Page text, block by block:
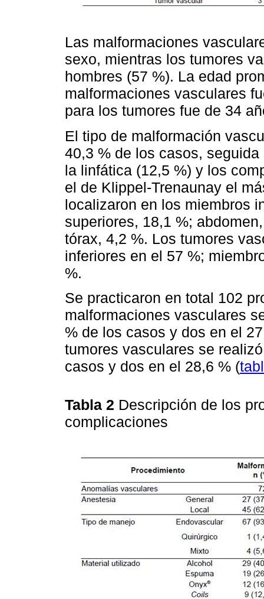
Las malformaciones
sexo, mientras los tumores
hombres (57 %). La edad
malformaciones vasculares
para los tumores fue de 34
El tipo de malformación
40,3 % de los casos,
la linfática (12,5 %) y los
el de Klippel-Trenaunay el
localizaron en los miembros
superiores, 18,1 %;
tórax, 4,2 %. Los tumores
inferiores en el 57 %;
%.
Se practicaron en total 102
malformaciones vasculares
% de los casos y dos en el
tumores vasculares se
casos y dos en el 28,6 % (
Tabla 2 Descripción de los
complicaciones